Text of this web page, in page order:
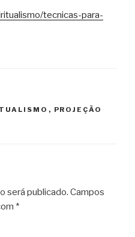
tecnicas-para-
, PROJEÇÃO
será publicado. Campos
*